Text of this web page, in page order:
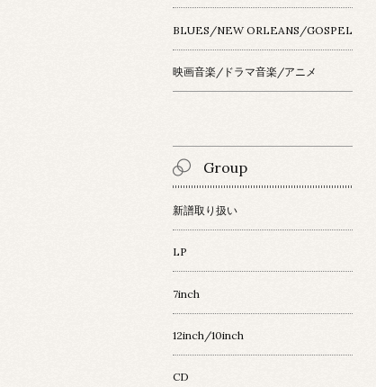
BLUES/NEW ORLEANS/GOSPEL
映画音楽/ドラマ音楽/アニメ
Group
新譜取り扱い
LP
7inch
12inch/10inch
CD